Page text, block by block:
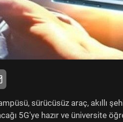
sürücüsüz araç, akıllı
5G'ye hazır ve üniversite